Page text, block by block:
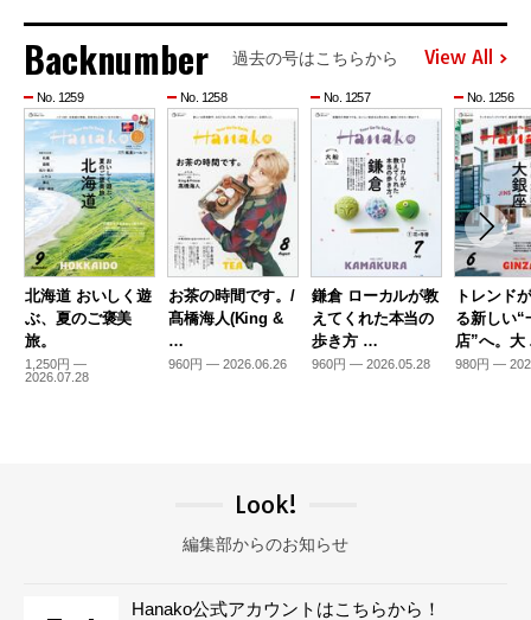
Backnumber 過去の号はこちらから View All
No. 1259
北海道 おいしく遊
ぶ、夏のご褒美
旅。
1,250円 —
2026.07.28
No. 1258
お茶の時間です。/
髙橋海人(King &
…
960円 — 2026.06.26
No. 1257
鎌倉 ローカルが教
えてくれた本当の
歩き方 …
960円 — 2026.05.28
No. 1256
トレンド
る新しい“
店”へ。
980円 —
Look!
編集部からのお知らせ
Hanako公式アカウントはこちらから！